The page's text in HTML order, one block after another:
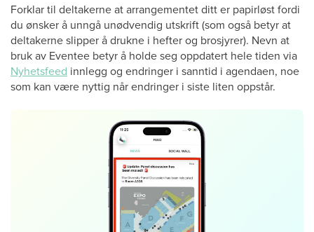
Forklar til deltakerne at arrangementet ditt er papirløst fordi
du ønsker å unngå unødvendig utskrift (som også betyr at
deltakerne slipper å drukne i hefter og brosjyrer). Nevn at
bruk av Eventee betyr å holde seg oppdatert hele tiden via
Nyhetsfeed innlegg og endringer i sanntid i agendaen, noe
som kan være nyttig når endringer i siste liten oppstår.